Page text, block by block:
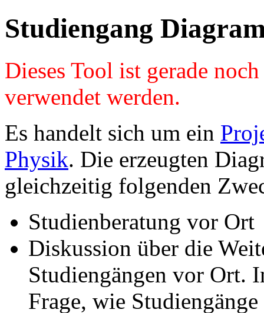
Studiengang
Dieses Tool ist gerade
verwendet werden.
Es handelt sich um ein
Physik. Die erzeugten
gleichzeitig folgenden
Studienberatung vor Ort
Diskussion über die
Studiengängen vor Ort.
Frage, wie